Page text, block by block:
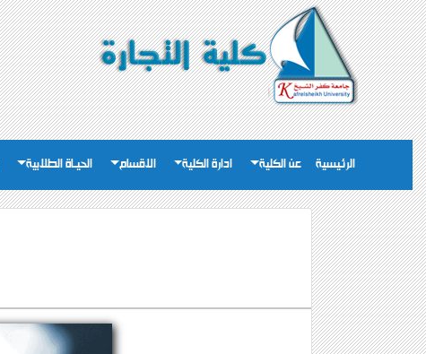
الرئيسية عن الكلية ادارة الكلية الاقسام الحيـاة الطلابية